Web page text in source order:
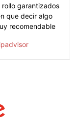
garantizados
que decir algo
recomendable